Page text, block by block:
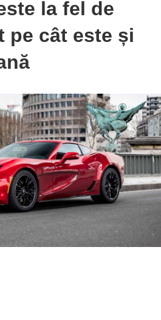
la fel de
pe cât este și